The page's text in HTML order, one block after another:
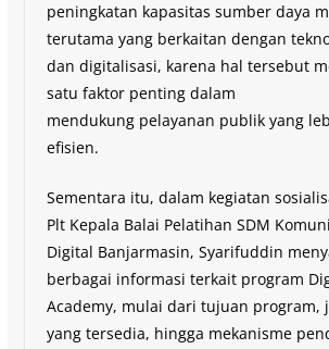
peningkatan kapasitas sumber daya
terutama yang berkaitan dengan
dan digitalisasi, karena hal tersebut
satu faktor penting dalam
mendukung pelayanan publik yang
efisien.
Sementara itu, dalam kegiatan
Plt Kepala Balai Pelatihan SDM
Digital Banjarmasin, Syarifuddin
berbagai informasi terkait program
Academy, mulai dari tujuan program,
yang tersedia, hingga mekanisme